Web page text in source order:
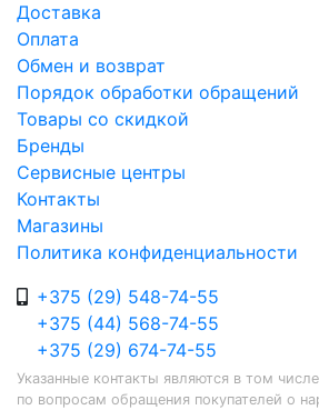
Доставка
Оплата
Обмен и возврат
Порядок обработки обращений
Товары со скидкой
Бренды
Сервисные центры
Контакты
Магазины
Политика конфиденциальности
+375 (29) 548-74-55
+375 (44) 568-74-55
+375 (29) 674-74-55
Указанные контакты являются в том
по вопросам обращения покупателей о